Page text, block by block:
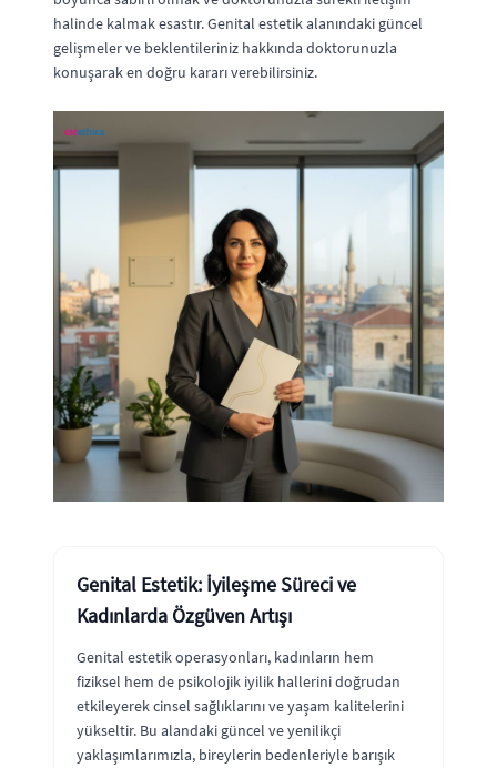
halinde kalmak esastır. Genital estetik alanındaki güncel
gelişmeler ve beklentileriniz hakkında doktorunuzla
konuşarak en doğru kararı verebilirsiniz.
Genital Estetik: İyileşme Süreci ve
Kadınlarda Özgüven Artışı
Genital estetik operasyonları, kadınların hem
fiziksel hem de psikolojik iyilik hallerini doğrudan
etkileyerek cinsel sağlıklarını ve yaşam kalitelerini
yükseltir. Bu alandaki güncel ve yenilikçi
yaklaşımlarımızla, bireylerin bedenleriyle barışık